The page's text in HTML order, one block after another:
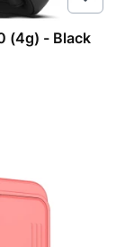
(4g) - Black